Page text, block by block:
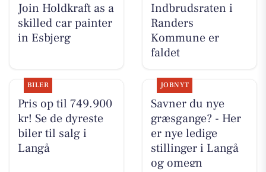
Join Holdkraft as a
skilled car painter
in Esbjerg
Indbrudsraten i
Randers
Kommune er
faldet
BILER
Pris op til 749.900
kr! Se de dyreste
biler til salg i
Langå
JOBNYT
Savner du nye
græsgange? - Her
er nye ledige
stillinger i Langå
og omegn